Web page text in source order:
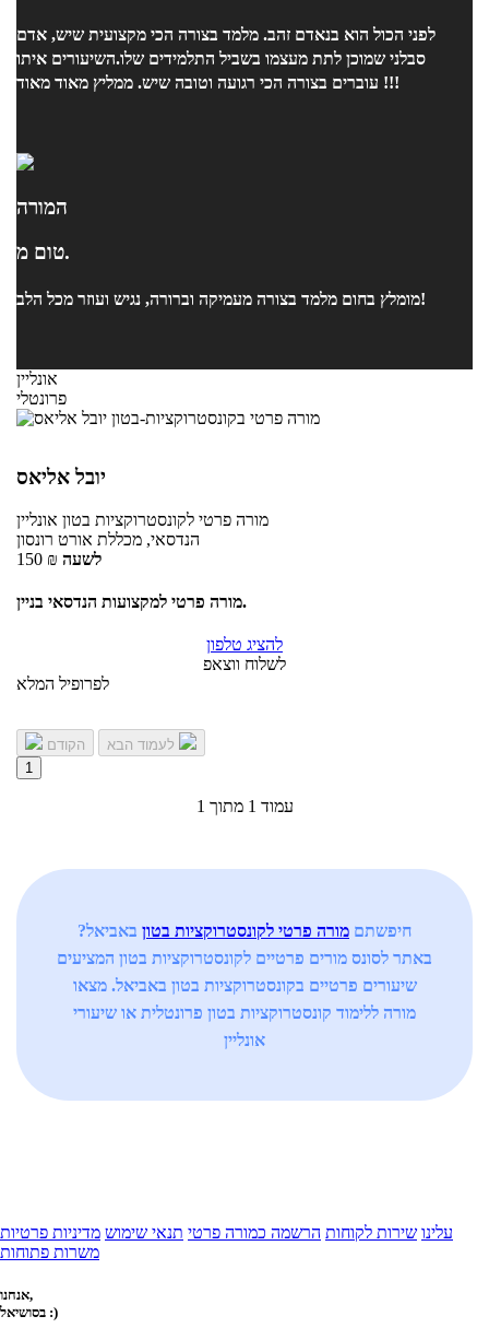
לפני הכול הוא בנאדם זהב. מלמד בצורה הכי מקצועית שיש, אדם
סבלני שמוכן לתת מעצמו בשביל התלמידים שלו.השיעורים איתו
עוברים בצורה הכי רגועה וטובה שיש. ממליץ מאוד מאוד !!!
המורה
טום מ.
מומלץ בחום מלמד בצורה מעמיקה וברורה, נגיש ועוזר מכל הלב!
אונליין
פרונטלי
יובל אליאס
מורה פרטי לקונסטרוקציות בטון אונליין
הנדסאי, מכללת אורט רונסון
150 ₪ לשעה
מורה פרטי למקצועות הנדסאי בניין.
להציג טלפון
לשלוח ווצאפ
לפרופיל המלא
הקודם
1
עמוד 1 מתוך 1
חיפשתם מורה פרטי לקונסטרוקציות בטון באביאל?
באתר לסונס מורים פרטיים לקונסטרוקציות בטון המציעים
שיעורים פרטיים בקונסטרוקציות בטון באביאל. מצאו
מורה ללימוד קונסטרוקציות בטון פרונטלית או שיעורי
אונליין
עלינו שירות לקוחות הרשמה כמורה פרטי תנאי שימוש מדיניות פרטיות
משרות פתוחות
אנחנו,
בסושיאל :)